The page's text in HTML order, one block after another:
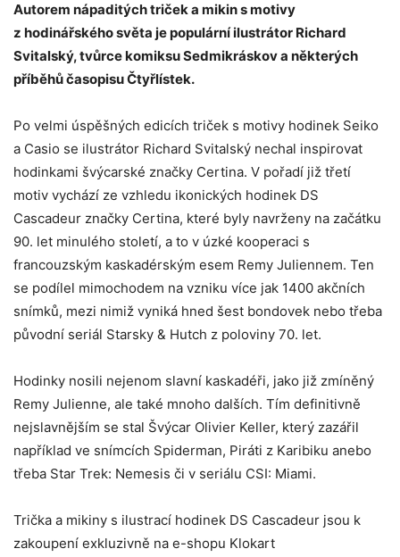
Autorem nápaditých triček a mikin s motivy
z hodinářského světa je populární ilustrátor Richard
Svitalský, tvůrce komiksu Sedmikráskov a některých
příběhů časopisu Čtyřlístek.
Po velmi úspěšných edicích triček s motivy hodinek Seiko
a Casio se ilustrátor Richard Svitalský nechal inspirovat
hodinkami švýcarské značky Certina. V pořadí již třetí
motiv vychází ze vzhledu ikonických hodinek DS
Cascadeur značky Certina, které byly navrženy na začátku
90. let minulého století, a to v úzké kooperaci s
francouzským kaskadérským esem Remy Juliennem. Ten
se podílel mimochodem na vzniku více jak 1400 akčních
snímků, mezi nimiž vyniká hned šest bondovek nebo třeba
původní seriál Starsky & Hutch z poloviny 70. let.
Hodinky nosili nejenom slavní kaskadéři, jako již zmíněný
Remy Julienne, ale také mnoho dalších. Tím definitivně
nejslavnějším se stal Švýcar Olivier Keller, který zazářil
například ve snímcích Spiderman, Piráti z Karibiku anebo
třeba Star Trek: Nemesis či v seriálu CSI: Miami.
Trička a mikiny s ilustrací hodinek DS Cascadeur jsou k
zakoupení exkluzivně na e-shopu Klokart